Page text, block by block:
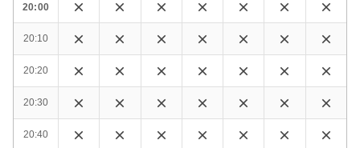
20:00
20:10
20:20
20:30
20:40